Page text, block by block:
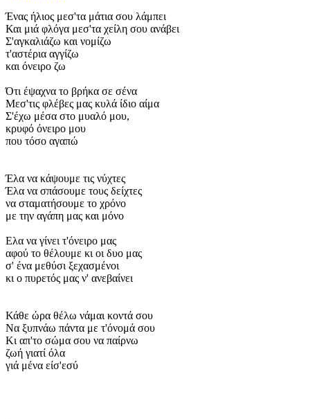
Ένας ήλιος μεσ'τα μάτια σου λάμπει
Και μιά φλόγα μεσ'τα χείλη σου ανάβει
Σ'αγκαλιάζω και νομίζω
τ'αστέρια αγγίζω
και όνειρο ζω
Ότι έψαχνα το βρήκα σε σένα
Μεσ'τις φλέβες μας κυλά ίδιο αίμα
Σ'έχω μέσα στο μυαλό μου,
κρυφό όνειρο μου
που τόσο αγαπώ
Έλα να κάψουμε τις νύχτες
Έλα να σπάσουμε τους δείχτες
να σταματήσουμε το χρόνο
με την αγάπη μας και μόνο
Ελα να γίνει τ'όνειρο μας
αφού το θέλουμε κι οι δυο μας
σ' ένα μεθύσι ξεχασμένοι
κι ο πυρετός μας ν' ανεβαίνει
Κάθε ώρα θέλω νάμαι κοντά σου
Να ξυπνάω πάντα με τ'όνομά σου
Κι απ'το σώμα σου να παίρνω
ζωή γιατί όλα
γιά μένα είσ'εσύ